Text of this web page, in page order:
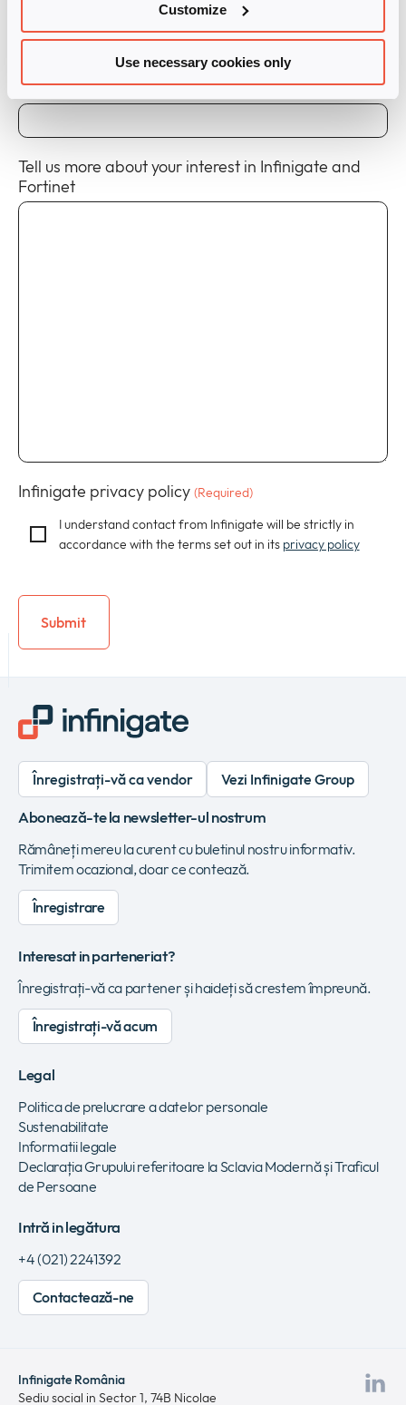
Customize
Use necessary cookies only
(Required)
Phone number (Required)
Tell us more about your interest in Infinigate and
Fortinet
Infinigate privacy policy (Required)
I understand contact from Infinigate will be strictly in
accordance with the terms set out in its privacy policy
Înregistrați-vă ca vendor Vezi Infinigate Group
Abonează-te la newsletter-ul nostrum
Rămâneți mereu la curent cu buletinul nostru informativ.
Trimitem ocazional, doar ce contează.
Înregistrare
Interesat in parteneriat?
Înregistrați-vă ca partener și haideți să crestem împreună.
Înregistrați-vă acum
Legal
Politica de prelucrare a datelor personale
Sustenabilitate
Informatii legale
Declarația Grupului referitoare la Sclavia Modernă și Traficul
de Persoane
Intră in legătura
+4 (021) 2241392
Contactează-ne
Infinigate România
Sediu social in Sector 1, 74B Nicolae